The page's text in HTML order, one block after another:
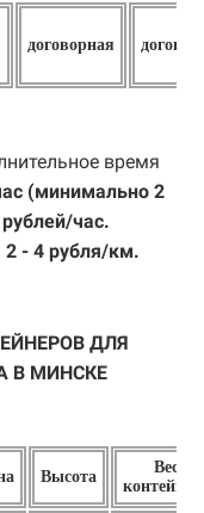
договорная
время
(минимально 2
час.
2 - 4 рубля/км.
ДЛЯ
В МИНСКЕ
Высота
Вес